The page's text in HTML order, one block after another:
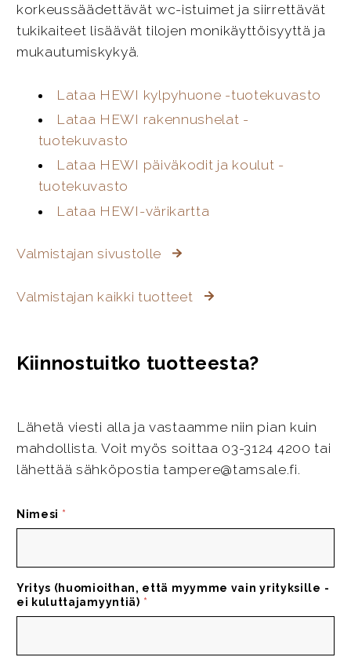
korkeussäädettävät wc-istuimet ja siirrettävät
tukikaiteet lisäävät tilojen monikäyttöisyyttä ja
mukautumiskykyä.
Lataa HEWI kylpyhuone -tuotekuvasto
Lataa HEWI rakennushelat -
tuotekuvasto
Lataa HEWI päiväkodit ja koulut -
tuotekuvasto
Lataa HEWI-värikartta
Valmistajan sivustolle
Valmistajan kaikki tuotteet
Kiinnostuitko tuotteesta?
Lähetä viesti alla ja vastaamme niin pian kuin
mahdollista. Voit myös soittaa 03-3124 4200 tai
lähettää sähköpostia tampere@tamsale.fi.
Nimesi *
Yritys (huomioithan, että myymme vain yrityksille -
ei kuluttajamyyntiä) *